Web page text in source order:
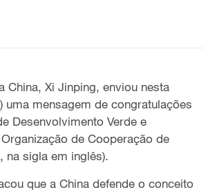
China, Xi Jinping, enviou nesta
uma mensagem de congratulações
Desenvolvimento Verde e
de Cooperação de
na sigla em inglês).
que a China defende o conceito